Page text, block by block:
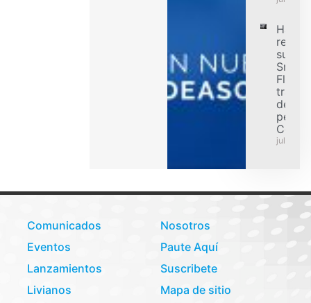
su
Smart
Flex
de
julio 31,
Comunicados
Eventos
Lanzamientos
Livianos
Nosotros
Paute Aquí
Suscribete
Mapa de sitio